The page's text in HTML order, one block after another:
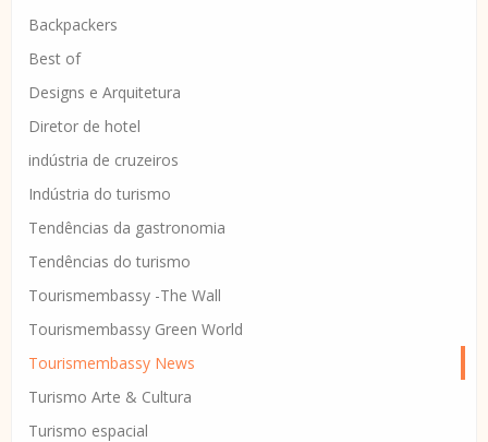
Backpackers
Best of
Designs e Arquitetura
Diretor de hotel
indústria de cruzeiros
Indústria do turismo
Tendências da gastronomia
Tendências do turismo
Tourismembassy -The Wall
Tourismembassy Green World
Tourismembassy News
Turismo Arte & Cultura
Turismo espacial